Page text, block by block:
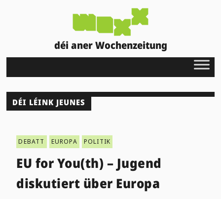
déi aner Wochenzeitung
DÉI LÉINK JEUNES
DEBATT EUROPA POLITIK
EU for You(th) – Jugend
diskutiert über Europa